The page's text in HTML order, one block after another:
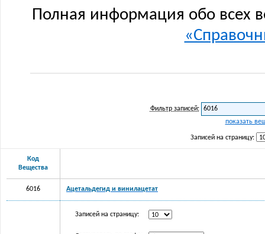
Полная информация обо всех
Фильтр записей:
показать
Записей на страницу:
Код
Вещества
6016 Ацетальдегид и винилацетат
Записей на страницу: